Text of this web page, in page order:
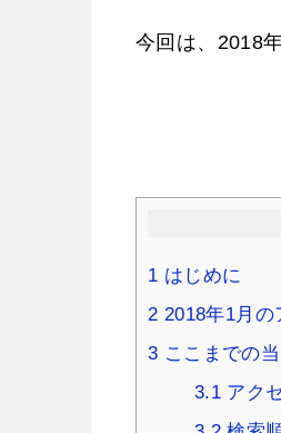
今回は、2018
1 はじめに
2 2018年1月の
3 ここまでの
3.1 アク